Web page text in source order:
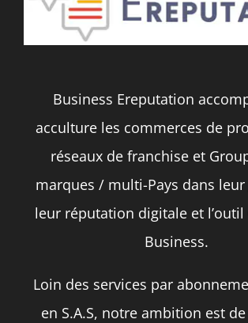
Business Ereputation
acculture les commerces de
réseaux de franchise et
marques / multi-Pays dans
leur réputation digitale et l’outil
Business.
Loin des services par
en S.A.S, notre ambition est